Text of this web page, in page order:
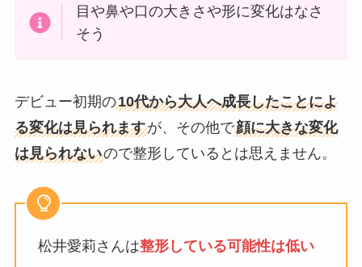
目や鼻や口の大きさや形に変化はなさ
そう
デビュー初期の10代から大人へ成長したことによ
る変化は見られますが、その他で顔に大きな変化
は見られないので整形しているとは思えません。
松井愛莉さんは整形している可能性は低い